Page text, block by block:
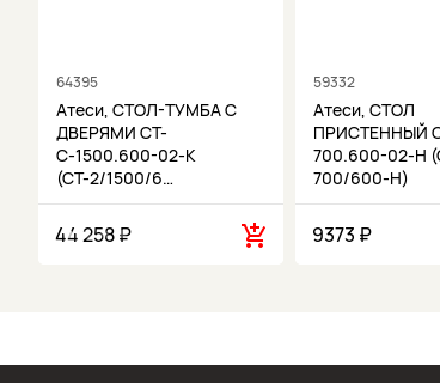
64395
Атеси, СТОЛ-ТУМБА С
ДВЕРЯМИ СТ-
С-1500.600-02-К
(СТ-2/1500/6…
44 258 ₽
59332
Атеси, СТОЛ
ПРИСТЕННЫЙ
700.600-02-Н
700/600-Н)
9373 ₽